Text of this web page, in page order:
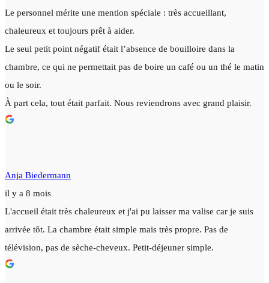
Le personnel mérite une mention spéciale : très accueillant,
chaleureux et toujours prêt à aider.
Le seul petit point négatif était l’absence de bouilloire dans la
chambre, ce qui ne permettait pas de boire un café ou un thé le matin
ou le soir.
À part cela, tout était parfait. Nous reviendrons avec grand plaisir.
Anja Biedermann
il y a 8 mois
L'accueil était très chaleureux et j'ai pu laisser ma valise car je suis
arrivée tôt. La chambre était simple mais très propre. Pas de
télévision, pas de sèche-cheveux. Petit-déjeuner simple.